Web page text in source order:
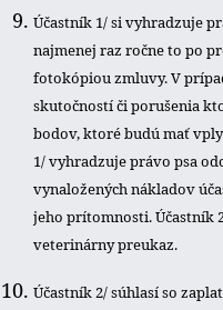
Účastník 1/ si vyhradzuje
najmenej raz ročne to po
fotokópiou zmluvy. V
skutočností či porušenia
bodov, ktoré budú mať
1/ vyhradzuje právo psa
vynaložených nákladov
jeho prítomnosti. Účastník
veterinárny preukaz.
Účastník 2/ súhlasí so